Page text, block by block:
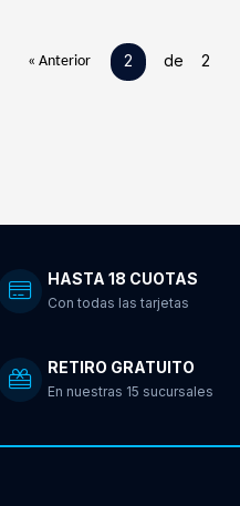
« Anterior 2 de 2
HASTA 18 CUOTAS
Con todas las tarjetas
RETIRO GRATUITO
En nuestras 15 sucursales